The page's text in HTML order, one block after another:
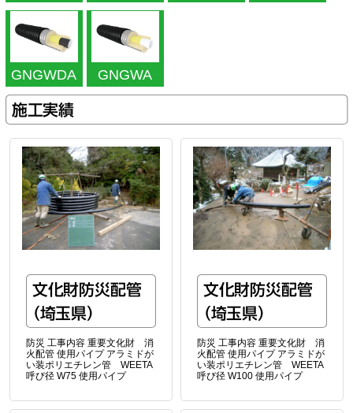
GNGWDA GNGWA
施工実績
文化財防災配管
（埼玉県）
防災 工事内容 重要文化財 消
火配管 使用パイプ アラミドが
い装ポリエチレン管 WEETA
呼び径 W75 使用パイプ
文化財防災配管
（埼玉県）
防災 工事内容 重要文化財 消
火配管 使用パイプ アラミドが
い装ポリエチレン管 WEETA
呼び径 W100 使用パイプ